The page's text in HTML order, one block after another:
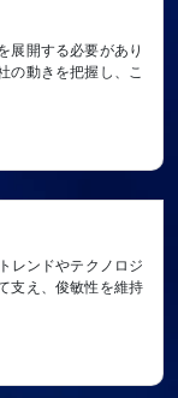
展開する必要があり
の動きを把握し、こ
レンドやテクノロジ
支え、俊敏性を維持